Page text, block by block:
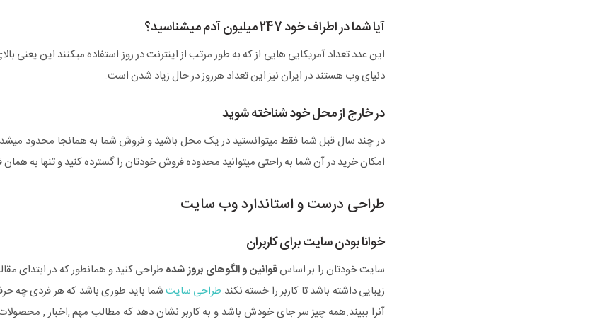
آیا شما در اطراف خود 247 میلیون آدم میشناسید؟
دنیای وب هستند در ایران نیز این تعداد هرروز در حال زیاد شدن است.
در خارج از محل خود شناخته شوید
در چند سال قبل شما فقط میتوانستید در یک محل باشید و فروش شما به همانجا محدود
امکان خرید در آن شما به راحتی میتوانید محدوده فروش خودتان را گسترده کنید و تنها به
طراحی درست و استاندارد وب سایت
خوانا بودن سایت برای کاربران
سایت خودتان را بر اساسقوانین و الگوهای بروز شدهطراحی کنید و همانطور که در ابتدای
زیبایی داشته باشد تا کاربر را خسته نکند.طراحی سایتشما باید طوری باشد که هر فردی چه
آنرا ببیند.همه چیز سر جای خودش باشد و به کاربر نشان دهد که مطالب مهم ,اخبار ,